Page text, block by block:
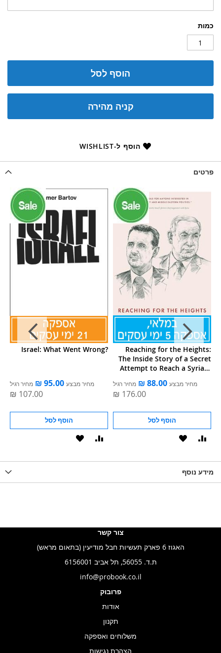
כמות
הוסף לסל
קניה מהירה
הוסף ל-WISHLIST
פרטים
Israel: What Went Wrong?
מחיר מבצע מחיר רגיל
הוסף לסל
הוסף
Reaching for the Heights:
The Inside Story of a Secret
Attempt to Reach a Syrian-
מחיר מבצע מחיר רגיל
הוסף לסל
הוסף
מידע נוסף
צור קשר
האגוז 6 פארק תעשיות חבל מודיעין (בתאום מראש)
ת.ד. 56055, תל אביב 6156001
info@probook.co.il
פרובוק
אודות
תקנון
משלוחים ואספקה
הצהרת נגישות